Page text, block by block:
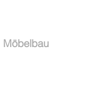
Möbelbau